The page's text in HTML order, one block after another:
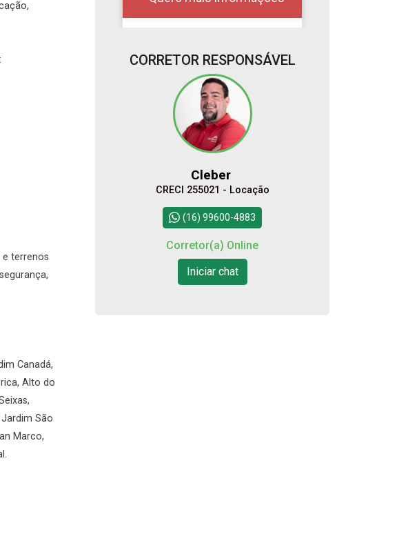
terrenos
Canadá,
Alto do
São
Marco,
Comprar
Continuar
CORRETOR RESPONSÁVEL
Cleber
CRECI 255021 - Locação
(16) 99600-4883
Corretor(a) Online
Iniciar chat